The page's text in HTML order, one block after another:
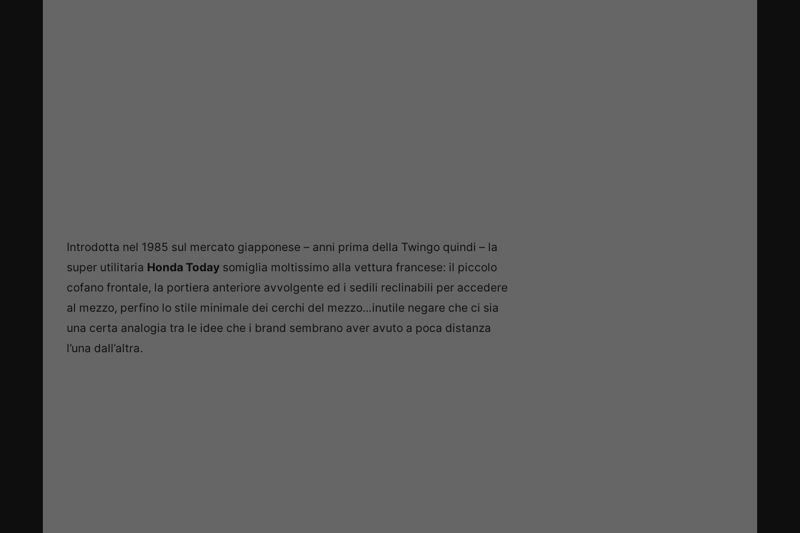
Introdotta nel 1985 sul mercato giapponese – anni prima della Twingo quindi – la
super utilitaria Honda Today somiglia moltissimo alla vettura francese: il piccolo
cofano frontale, la portiera anteriore avvolgente ed i sedili reclinabili per accedere
al mezzo, perfino lo stile minimale dei cerchi del mezzo…inutile negare che ci sia
una certa analogia tra le idee che i brand sembrano aver avuto a poca distanza
l’una dall’altra.